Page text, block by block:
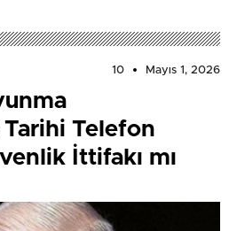
10 Mayıs 1, 2026
Tarihi Telefon
İttifakı mı